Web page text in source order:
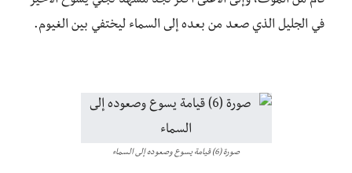
في الجليل الذي صعد من بعده إلى السماء ليختفي بين الغيوم.
صورة (6) قيامة يسوع وصعوده إلى السماء